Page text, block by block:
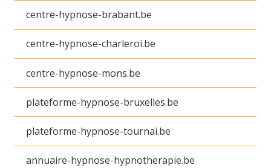
centre-hypnose-brabant.be
centre-hypnose-charleroi.be
centre-hypnose-mons.be
plateforme-hypnose-bruxelles.be
plateforme-hypnose-tournai.be
annuaire-hypnose-hypnotherapie.be